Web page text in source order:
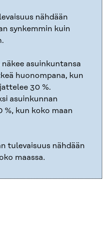
nähdään
synkemmin kuin
asuinkuntansa
huonompana, kun
30 %.
asuinkunnan
%, kun koko maan
tulevaisuus nähdään
maassa.​